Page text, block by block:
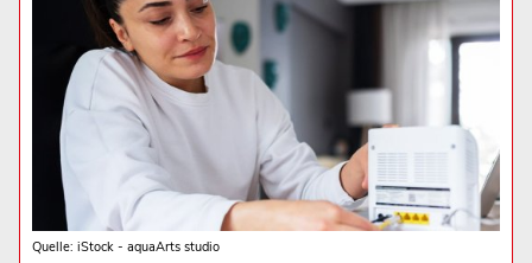
Quelle: iStock - aquaArts studio